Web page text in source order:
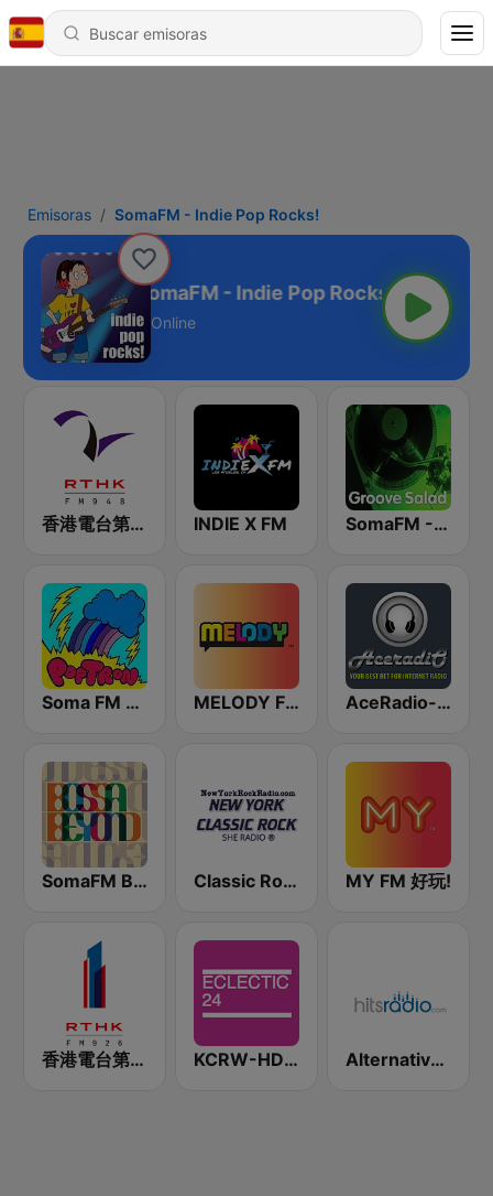
Emisoras SomaFM - Indie Pop Rocks!
SomaFM - Indie Pop Rocks!
Online
香港電台第二台 RTHK Radio 2 INDIE X FM SomaFM - Groove Salad
Soma FM - PopTron MELODY FM AceRadio-90s Alternative Rock
SomaFM Bossa Beyond Classic Rock New York MY FM 好玩!
香港電台第一台 RTHK Radio 1 KCRW-HD2 Eclectic 24 Alternative - Hits Radio